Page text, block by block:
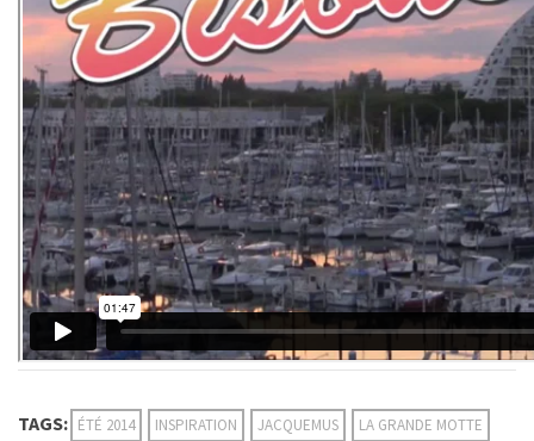
TAGS: ÉTÉ 2014 INSPIRATION JACQUEMUS
LA GRANDE MOTTE